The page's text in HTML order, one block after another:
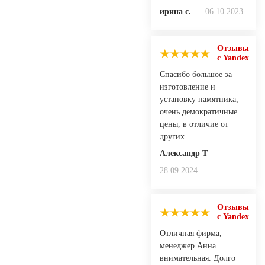
ирина с.
06.10.2023
Отзывы
с Yandex
Спасибо большое за
изготовление и
установку памятника,
очень демократичные
цены, в отличие от
других.
Александр Т
28.09.2024
Отзывы
с Yandex
Отличная фирма,
менеджер Анна
внимательная. Долго